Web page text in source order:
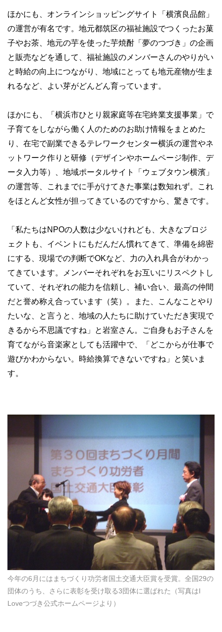
ほかにも、オンラインショッピングサイト「横濱良品館」
の運営が有名です。地元都筑区の福祉施設でつくったお菓
子やお茶、地元の芋を使った芋焼酎「夢のつづき」の企画
と販売などを通して、福祉施設のメンバーさんのやりがい
と時給の向上につながり、地域にとっても地元産物が生ま
れるなど、よい芽がどんどん育っています。
ほかにも、「横浜市ひとり親家庭等在宅終業支援事業」で
子育てをしながら働く人のためのお助け情報をまとめた
り、在宅で副業できるテレワークセンター横浜の運営やネ
ットワーク作りと研修（デザインやホームページ制作、デ
ータ入力等）、地域ポータルサイト「ウェブタウン横濱」
の運営等、これまでに手がけてきた事業は数知れず。これ
をほとんど女性が担ってきているのですから、驚きです。
「私たちはNPOの人数は少ないけれども、大きなプロジ
ェクトも、イベントにもだんだん慣れてきて、準備を綿密
にする、現場での判断でOKなど、力の入れ具合がわかっ
てきています。メンバーそれぞれをお互いにリスペクトし
ていて、それぞれの能力を信頼し、補い合い、最高の仲間
だと誉め称え合っています（笑）。また、こんなことやり
たいな、と言うと、地域の人たちに助けていただき実現で
きるから不思議ですね」と岩室さん。ご自身もお子さんを
育てながら音楽家としても活躍中で、「どこからが仕事で
遊びかわからない。時給換算できないですね」と笑いま
す。
今年の6月にはまちづくり功労者国土交通大臣賞を受賞。全国29の
団体のうち、さらに表彰を受け取る3団体に選ばれた（写真はI
Loveつづき公式ホームページより）